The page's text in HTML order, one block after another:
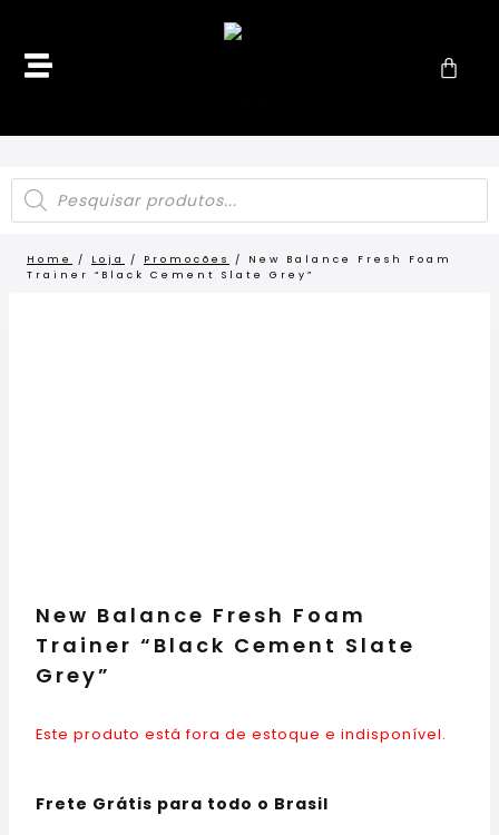
Home / Loja / Promocões /
New Balance Fresh Foam
Trainer “Black Cement Slate Grey”
New Balance Fresh Foam
Trainer “Black Cement Slate
Grey”
Este produto está fora de estoque e indisponível.
Frete Grátis para todo o Brasil